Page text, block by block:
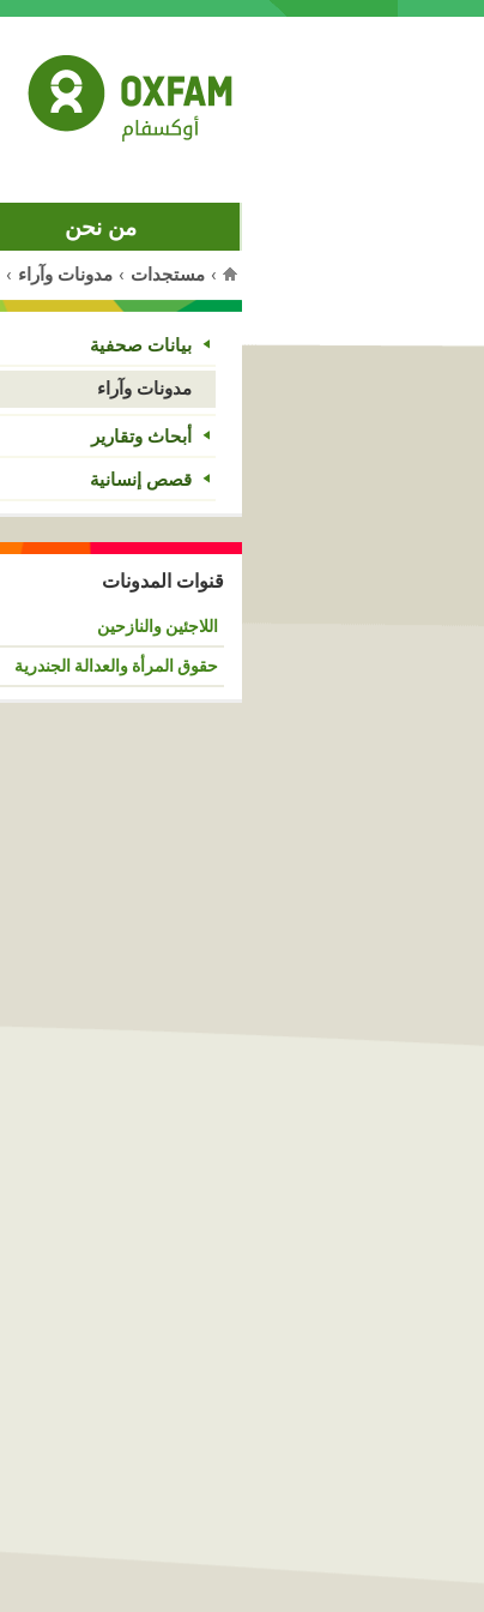
من نحن
أنت هنا
› مستجدات › مدونات وآراء ›
بيانات صحفية
مدونات وآراء
أبحاث وتقارير
قصص إنسانية
قنوات المدونات
اللاجئين والنازحين
حقوق المرأة والعدالة الجندرية